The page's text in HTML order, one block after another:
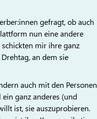
gefragt, ob auch
nun eine andere
mir ihre ganz
an dem sie
auch mit den Personen
ganz anderes (und
ist, sie auszuprobieren.